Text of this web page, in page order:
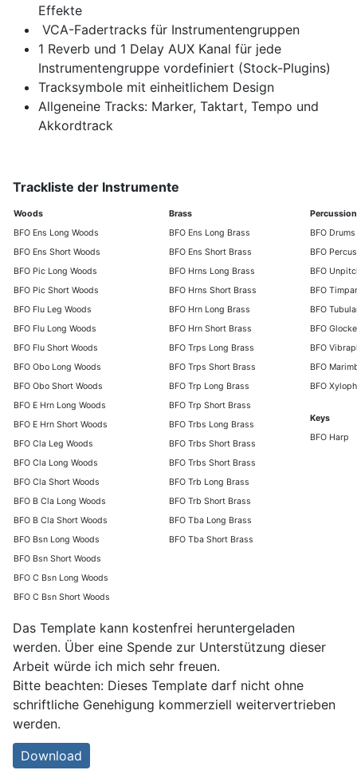
Effekte
VCA-Fadertracks für Instrumentengruppen
1 Reverb und 1 Delay AUX Kanal für jede
Instrumentengruppe vordefiniert (Stock-Plugins)
Tracksymbole mit einheitlichem Design
Allgeneine Tracks: Marker, Taktart, Tempo und
Akkordtrack
Trackliste der Instrumente
Woods
BFO Ens Long Woods
BFO Ens Short Woods
BFO Pic Long Woods
BFO Pic Short Woods
BFO Flu Leg Woods
BFO Flu Long Woods
BFO Flu Short Woods
BFO Obo Long Woods
BFO Obo Short Woods
BFO E Hrn Long Woods
BFO E Hrn Short Woods
BFO Cla Leg Woods
BFO Cla Long Woods
BFO Cla Short Woods
BFO B Cla Long Woods
BFO B Cla Short Woods
BFO Bsn Long Woods
BFO Bsn Short Woods
BFO C Bsn Long Woods
BFO C Bsn Short Woods
Brass
BFO Ens Long Brass
BFO Ens Short Brass
BFO Hrns Long Brass
BFO Hrns Short Brass
BFO Hrn Long Brass
BFO Hrn Short Brass
BFO Trps Long Brass
BFO Trps Short Brass
BFO Trp Long Brass
BFO Trp Short Brass
BFO Trbs Long Brass
BFO Trbs Short Brass
BFO Trbs Short Brass
BFO Trb Long Brass
BFO Trb Short Brass
BFO Tba Long Brass
BFO Tba Short Brass
Percussion
BFO
BFO
BFO
BFO
BFO
BFO
BFO
BFO
BFO
Keys
BFO Harp
Das Template kann kostenfrei heruntergeladen
werden. Über eine Spende zur Unterstützung dieser
Arbeit würde ich mich sehr freuen.
Bitte beachten: Dieses Template darf nicht ohne
schriftliche Genehigung kommerziell weitervertrieben
werden.
Download